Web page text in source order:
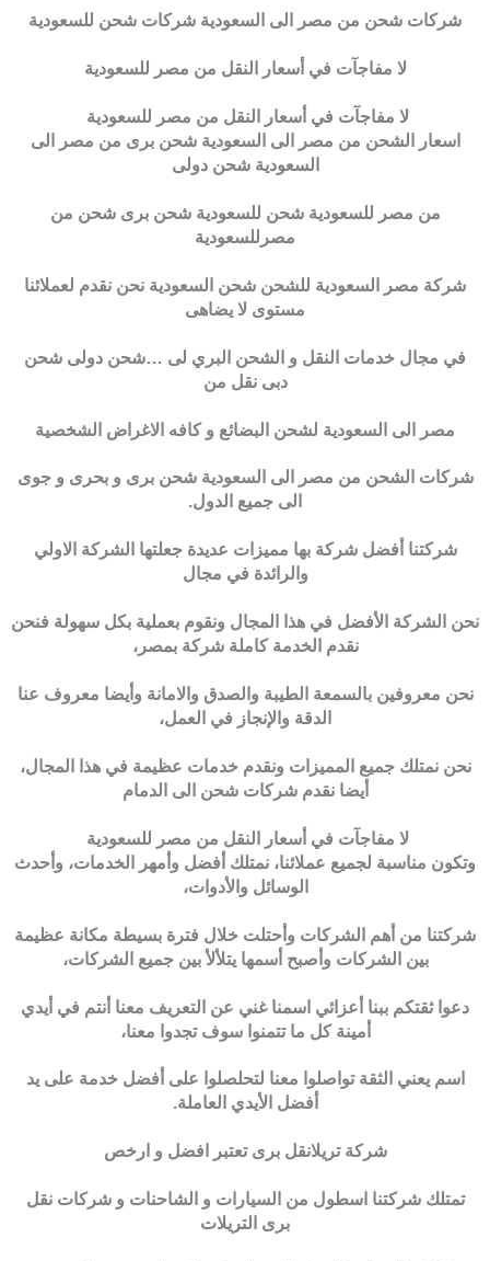
شركات شحن من مصر الى السعودية شركات شحن للسعودية
لا مفاجآت في أسعار النقل من مصر للسعودية
لا مفاجآت في أسعار النقل من مصر للسعودية
اسعار الشحن من مصر الى السعودية شحن برى من مصر الى
السعودية شحن دولى
من مصر للسعودية شحن للسعودية شحن برى شحن من
مصرللسعودية
شركة مصر السعودية للشحن شحن السعودية نحن نقدم لعملائنا
مستوى لا يضاهى
في مجال خدمات النقل و الشحن البري لى …شحن دولى شحن
دبى نقل من
مصر الى السعودية لشحن البضائع و كافه الاغراض الشخصية
شركات الشحن من مصر الى السعودية شحن برى و بحرى و جوى
الى جميع الدول.
شركتنا أفضل شركة بها مميزات عديدة جعلتها الشركة الاولي
والرائدة في مجال
نحن الشركة الأفضل في هذا المجال ونقوم بعملية بكل سهولة فنحن
نقدم الخدمة كاملة شركة بمصر،
نحن معروفين بالسمعة الطيبة والصدق والامانة وأيضا معروف عنا
الدقة والإنجاز في العمل،
نحن نمتلك جميع المميزات ونقدم خدمات عظيمة في هذا المجال،
أيضا نقدم شركات شحن الى الدمام
لا مفاجآت في أسعار النقل من مصر للسعودية
وتكون مناسبة لجميع عملائنا، نمتلك أفضل وأمهر الخدمات، وأحدث
الوسائل والأدوات،
شركتنا من أهم الشركات وأحتلت خلال فترة بسيطة مكانة عظيمة
بين الشركات وأصبح أسمها يتلألأ بين جميع الشركات،
دعوا ثقتكم ببنا أعزائي اسمنا غني عن التعريف معنا أنتم في أيدي
أمينة كل ما تتمنوا سوف تجدوا معنا،
اسم يعني الثقة تواصلوا معنا لتحلصلوا على أفضل خدمة على يد
أفضل الأيدي العاملة.
شركة تريلانقل برى تعتبر افضل و ارخص
تمتلك شركتنا اسطول من السیارات و الشاحنات و شركات نقل
برى التریلات